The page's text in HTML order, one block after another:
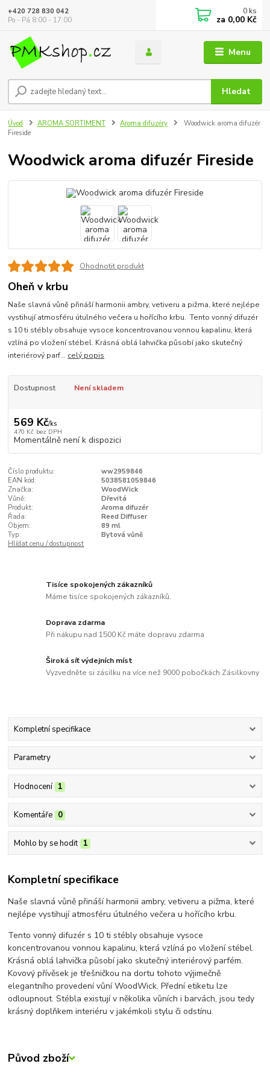
Menu
Hledat
+420 728 830 042
Po - Pá 8:00 - 17:00
0 ks
za 0,00 Kč
Úvod AROMA SORTIMENT Aroma difuzéry
Woodwick aroma difuzér
Fireside
Woodwick aroma difuzér Fireside
Ohodnotit produkt
Oheň v krbu
Naše slavná vůně přináší harmonii ambry, vetiveru a pižma, které nejlépe
vystihují atmosféru útulného večera u hořícího krbu. Tento vonný difuzér
s 10 ti stébly obsahuje vysoce koncentrovanou vonnou kapalinu, která
vzlíná po vložení stébel. Krásná oblá lahvička působí jako skutečný
interiérový parf... celý popis
Dostupnost Není skladem
569 Kč/ks
470 Kč bez DPH
Momentálně není k dispozici
Číslo produktu:
ww2959846
EAN kód:
5038581059846
Značka:
WoodWick
Vůně:
Dřevitá
Produkt:
Aroma difuzér
Řada:
Reed Diffuser
Objem:
89 ml
Typ:
Bytová vůně
Hlídat cenu / dostupnost
Tisíce spokojených zákazníků
Máme tisíce spokojených zákazníků.
Doprava zdarma
Při nákupu nad 1500 Kč máte dopravu zdarma
Široká síť výdejních míst
Vyzvedněte si zásilku na více než 9000 pobočkách Zásilkovny
Kompletní specifikace
Parametry
Hodnocení 1
Komentáře 0
Mohlo by se hodit 1
Kompletní specifikace
Naše slavná vůně přináší harmonii ambry, vetiveru a pižma, které
nejlépe vystihují atmosféru útulného večera u hořícího krbu.
Tento vonný difuzér s 10 ti stébly obsahuje vysoce
koncentrovanou vonnou kapalinu, která vzlíná po vložení stébel.
Krásná oblá lahvička působí jako skutečný interiérový parfém.
Kovový přívěsek je třešničkou na dortu tohoto výjimečně
elegantního provedení vůní WoodWick. Přední etiketu lze
odloupnout. Stébla existují v několika vůních i barvách, jsou tedy
krásný doplňkem interiéru v jakémkoli stylu či odstínu.
Původ zboží